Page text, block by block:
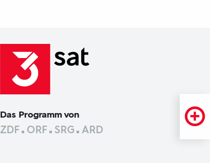
Das Programm von
ZDF ORF SRG ARD